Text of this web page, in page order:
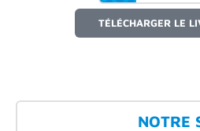
TÉLÉCHARGER LE
NOTRE